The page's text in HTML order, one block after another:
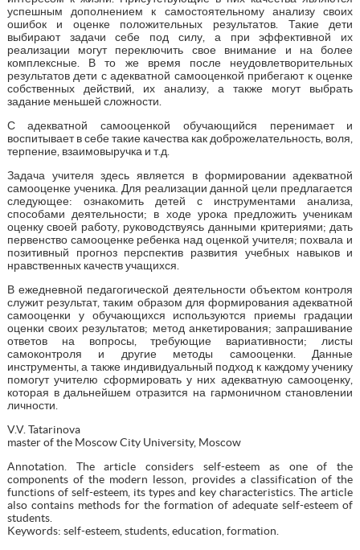
успешным дополнением к самостоятельному анализу своих
ошибок и оценке положительных результатов. Такие дети
выбирают задачи себе под силу, а при эффективной их
реализации могут переключить свое внимание и на более
комплексные. В то же время после неудовлетворительных
результатов дети с адекватной самооценкой прибегают к оценке
собственных действий, их анализу, а также могут выбрать
задание меньшей сложности.
С адекватной самооценкой обучающийся перенимает и
воспитывает в себе такие качества как доброжелательность, воля,
терпение, взаимовыручка и т.д.
Задача учителя здесь является в формировании адекватной
самооценке ученика. Для реализации данной цели предлагается
следующее: ознакомить детей с инструментами анализа,
способами деятельности; в ходе урока предложить ученикам
оценку своей работу, руководствуясь данными критериями; дать
первенство самооценке ребенка над оценкой учителя; похвала и
позитивный прогноз перспектив развития учебных навыков и
нравственных качеств учащихся.
В ежедневной педагогической деятельности объектом контроля
служит результат, таким образом для формирования адекватной
самооценки у обучающихся используются приемы градации
оценки своих результатов; метод анкетирования; запрашивание
ответов на вопросы, требующие вариативности; листы
самоконтроля и другие методы самооценки. Данные
инструменты, а также индивидуальный подход к каждому ученику
помогут учителю сформировать у них адекватную самооценку,
которая в дальнейшем отразится на гармоничном становлении
личности.
V.V. Tatarinova
master of the Moscow City University, Moscow
Annotation. The article considers self-esteem as one of the
components of the modern lesson, provides a classification of the
functions of self-esteem, its types and key characteristics. The article
also contains methods for the formation of adequate self-esteem of
students.
Keywords: self-esteem, students, education, formation.